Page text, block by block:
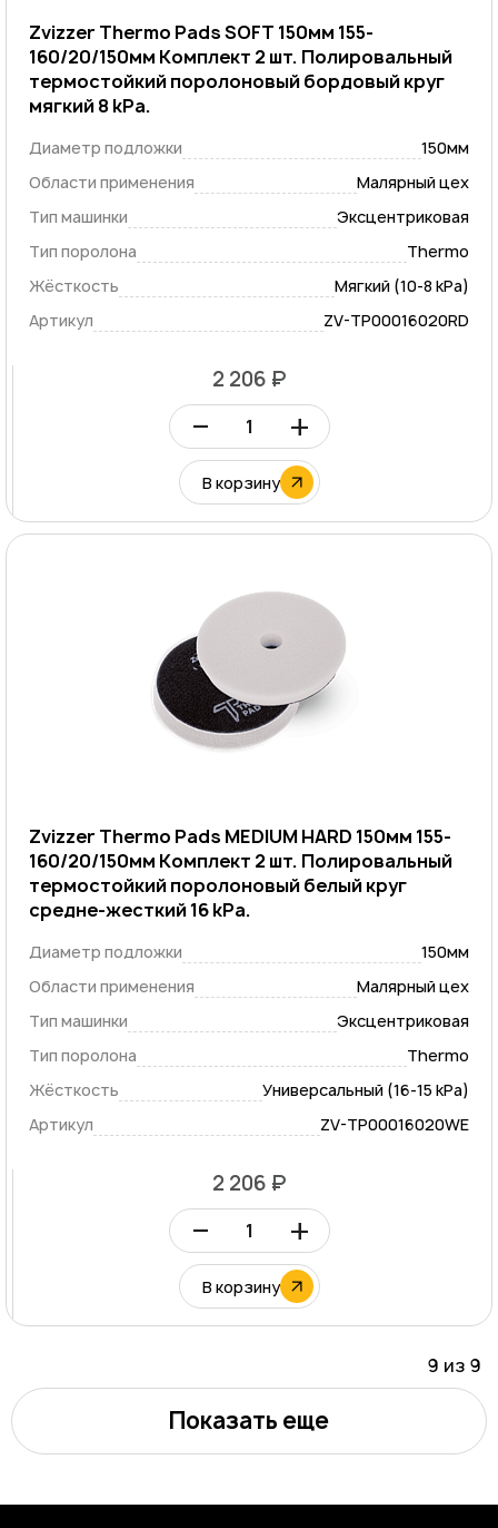
Zvizzer Thermo Pads SOFT 150мм 155-
160/20/150мм Комплект 2 шт. Полировальный
термостойкий поролоновый бордовый круг
мягкий 8 kPa.
Диаметр подложки
150мм
Области применения
Малярный цех
Тип машинки
Эксцентриковая
Тип поролона
Thermo
Жёсткость
Мягкий (10-8 kPa)
Артикул
ZV-TP00016020RD
2 206 ₽
– +
В корзину
Zvizzer Thermo Pads MEDIUM HARD 150мм 155-
160/20/150мм Комплект 2 шт. Полировальный
термостойкий поролоновый белый круг
средне-жесткий 16 kPa.
Диаметр подложки
150мм
Области применения
Малярный цех
Тип машинки
Эксцентриковая
Тип поролона
Thermo
Жёсткость
Универсальный (16-15 kPa)
Артикул
ZV-TP00016020WE
2 206 ₽
– +
В корзину
9 из 9
Показать еще